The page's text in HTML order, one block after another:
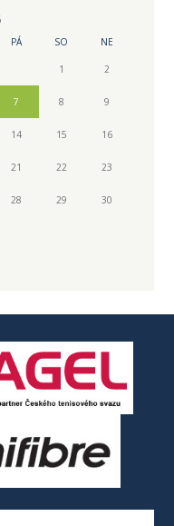
PÁ SO NE
1 2
7 8 9
14 15 16
21 22 23
28 29 30